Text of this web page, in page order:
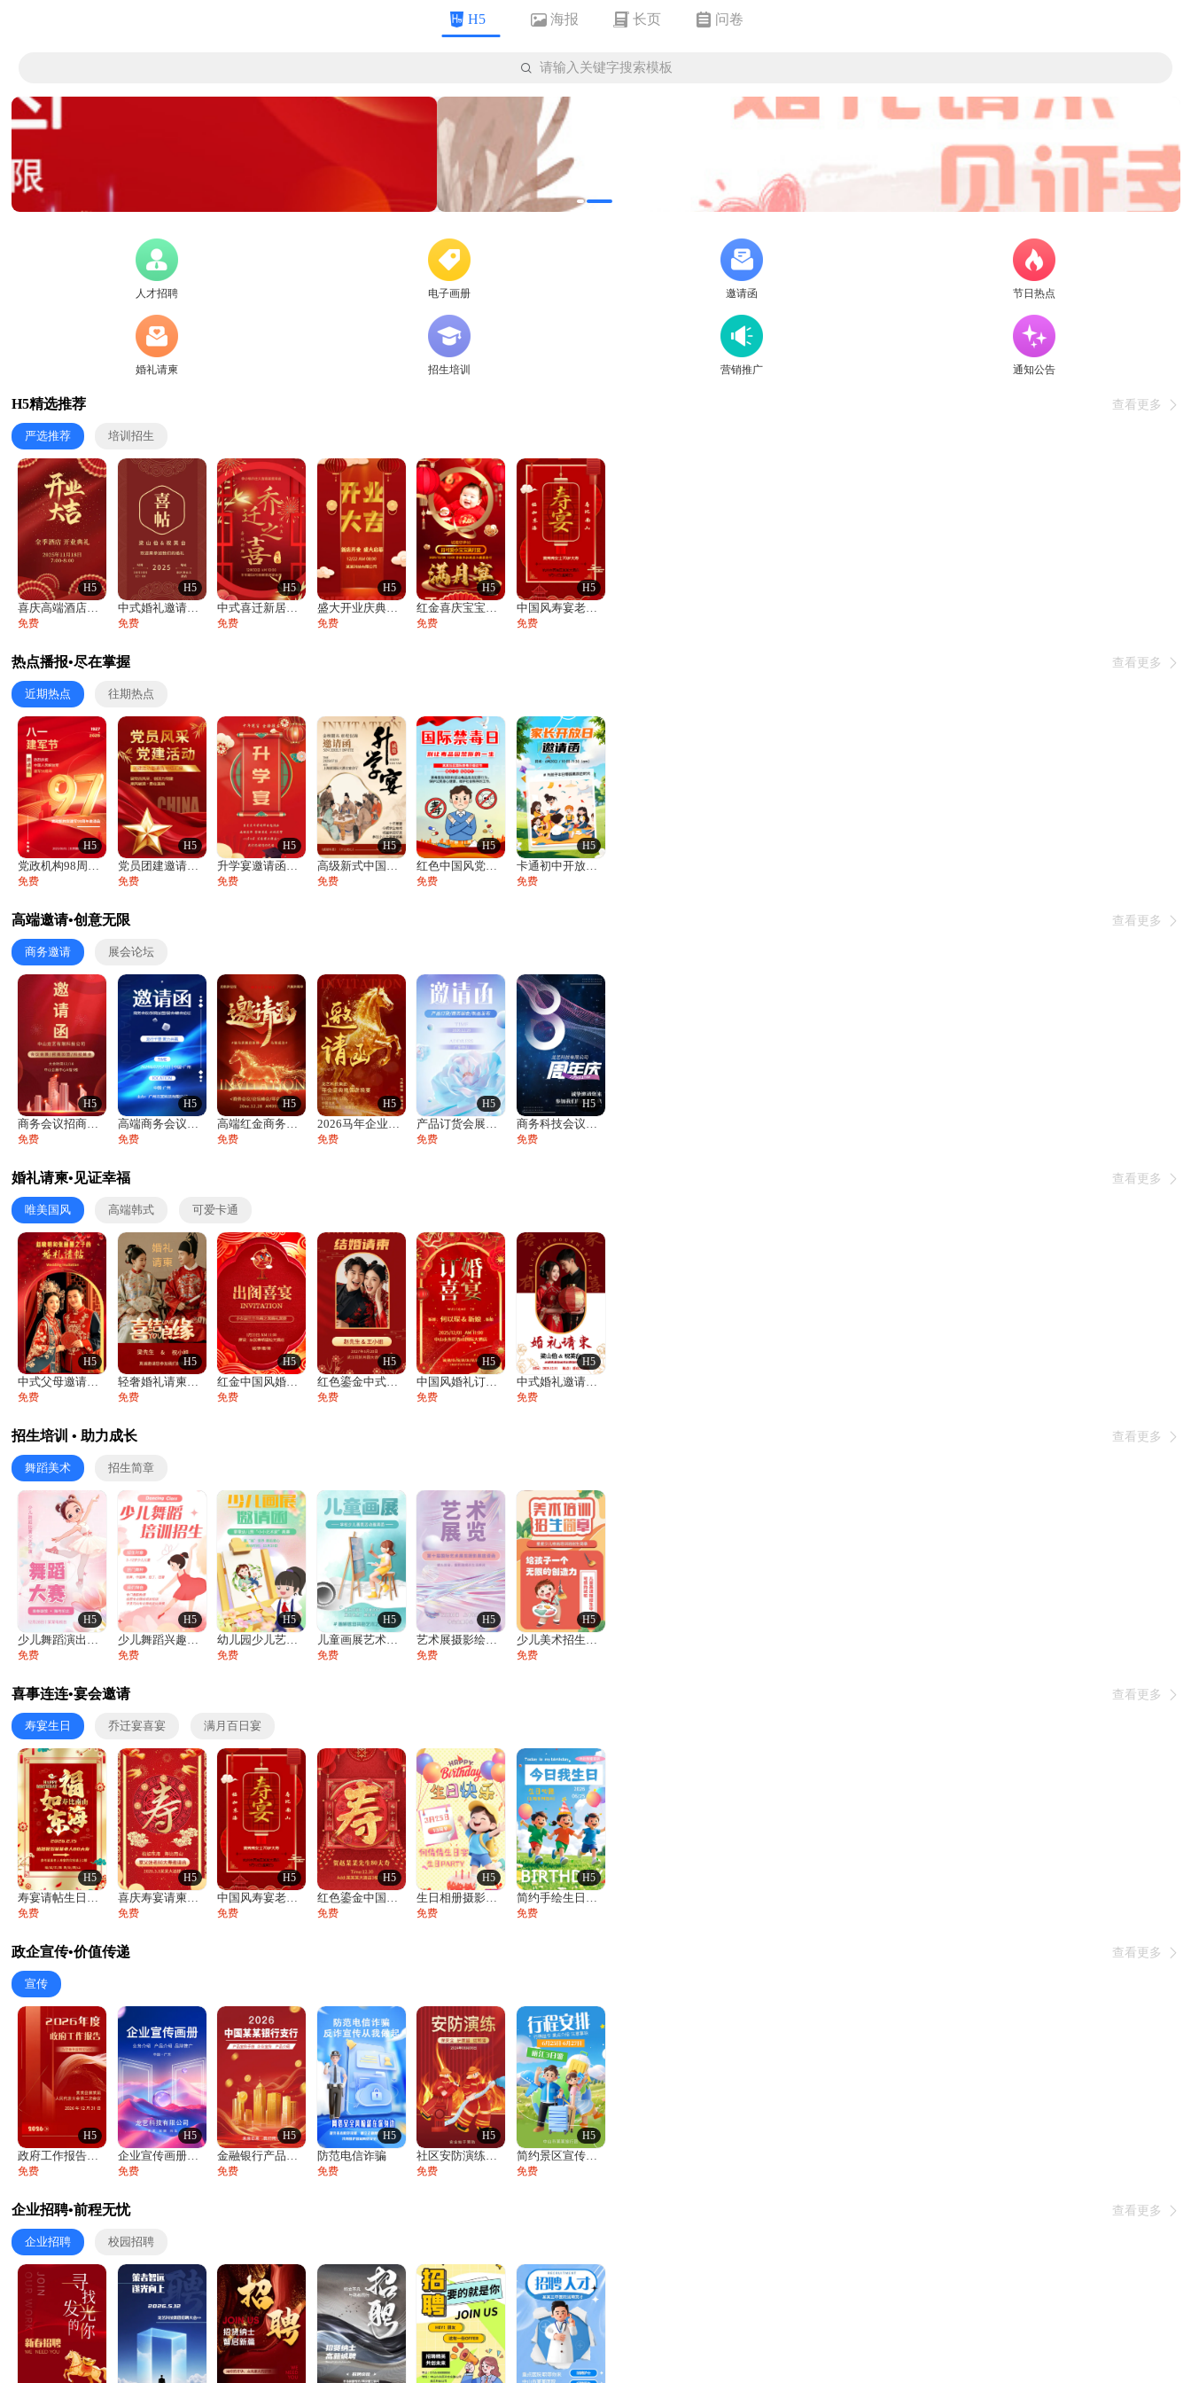
H5 海报 长页 问卷
 请输入关键字搜索模板
人才招聘 电子画册 邀请函 节日热点
婚礼请柬 招生培训 营销推广 通知公告
H5精选推荐 查看更多 
严选推荐 培训招生
H5
喜庆高端酒店开业大吉邀请函
免费
H5
中式婚礼邀请函中国风传统复古婚礼请柬请帖
免费
H5
中式喜迁新居乔迁之喜邀请函宴会请帖
免费
H5
盛大开业庆典活动开业活动邀请函
免费
H5
红金喜庆宝宝满月宴邀请函百日宴满月酒周岁
免费
H5
中国风寿宴老人生日宴会邀请函寿宴请帖请柬
免费
热点播报•尽在掌握 查看更多 
近期热点 往期热点
H5
党政机构98周年八一建军节庆祝晚会活动邀
免费
H5
党员团建邀请函党建活动风采党会工作汇报总
免费
H5
升学宴邀请函喜报金榜题名高端谢师宴邀请函
免费
H5
高级新式中国风升学宴谢师宴入学答谢宴邀请
免费
H5
红色中国风党政邀请函政府公益党建活动宣传
免费
H5
卡通初中开放日活动邀请函家长会活动邀请函
免费
高端邀请•创意无限 查看更多 
商务邀请 展会论坛
H5
商务会议招商展会科技峰会邀请函年会邀请
免费
H5
高端商务会议招商加盟展会峰会论坛邀请函
免费
H5
高端红金商务会议年会年终盛典答谢邀请函
免费
H5
2026马年企业年会盛典颁奖典礼答邀请函
免费
H5
产品订货会展会发布会邀请函
免费
H5
商务科技会议邀请函论坛峰会招商展会
免费
婚礼请柬•见证幸福 查看更多 
唯美国风 高端韩式 可爱卡通
H5
中式父母邀请函婚礼结婚请柬请贴父母邀请方
免费
H5
轻奢婚礼请柬婚礼邀请函结婚照请帖
免费
H5
红金中国风婚礼请柬出阁喜宴嫁女请帖出阁宴
免费
H5
红色鎏金中式喜庆唯美中国风结婚请柬邀请函
免费
H5
中国风婚礼订婚宴邀请函订婚请柬订婚喜宴
免费
H5
中式婚礼邀请函结婚请柬请帖喜帖
免费
招生培训 • 助力成长 查看更多 
舞蹈美术 招生简章
H5
少儿舞蹈演出舞蹈比赛跳舞大赛文艺汇演活动
免费
H5
少儿舞蹈兴趣班艺术培训学校招生宣传
免费
H5
幼儿园少儿艺术展览绘画展摄影作品展美术展
免费
H5
儿童画展艺术展览绘画展摄影作品展美术展
免费
H5
艺术展摄影绘画美术展邀请函
免费
H5
少儿美术招生培训班绘画素描艺术培训开学季
免费
喜事连连•宴会邀请 查看更多 
寿宴生日 乔迁宴喜宴 满月百日宴
H5
寿宴请帖生日宴邀请函老人寿星生日快乐祝寿
免费
H5
喜庆寿宴请柬老人生日宴会邀请函请柬过大寿
免费
H5
中国风寿宴老人生日宴会邀请函寿宴请帖请柬
免费
H5
红色鎏金中国风寿宴请柬生日宴大寿寿宴邀请
免费
H5
生日相册摄影风十岁宴生日宴活动邀请函
免费
H5
简约手绘生日贺卡祝福生日相册邀请函
免费
政企宣传•价值传递 查看更多 
宣传
H5
政府工作报告政府年终工作总结
免费
H5
企业宣传画册公司简介产品介绍业务宣传手册
免费
H5
金融银行产品宣传手册企业宣传产品介绍
免费
H5
防范电信诈骗
免费
H5
社区安防演练通知
免费
H5
简约景区宣传旅游公司产品介绍行程安排活动
免费
企业招聘•前程无忧 查看更多 
企业招聘 校园招聘